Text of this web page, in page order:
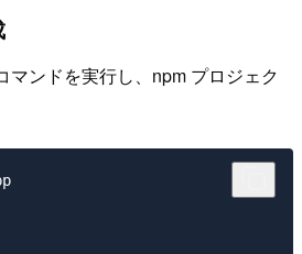
マンドを実行し、npm プロジェク